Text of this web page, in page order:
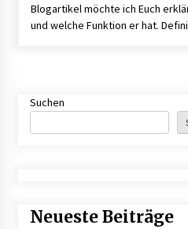
2 Monaten
B2B-
Technologien,
3 Monaten ago
Blogartikel möchte ich Euch
und welche Funktion er hat.
Suchen
Neueste Beiträge